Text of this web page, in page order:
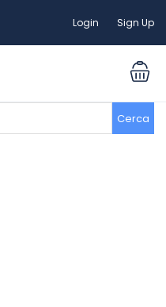
Login Sign Up
Cerca